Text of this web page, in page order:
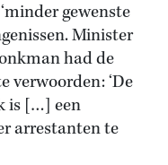
gewenste
Minister
had de
verwoorden: ‘De
is […] een
arrestanten te